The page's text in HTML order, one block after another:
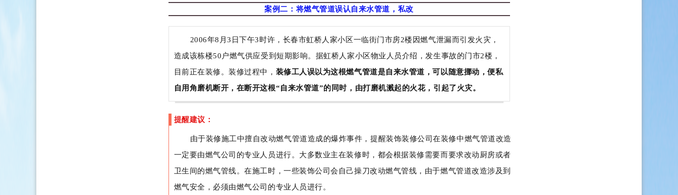
案例二：将燃气管道误认自来水管道，私改
2006年8月3日下午3时许，长春市虹桥人家小区一临街门市房2楼因燃气泄漏而引发火灾，
造成该栋楼50户燃气供应受到短期影响。据虹桥人家小区物业人员介绍，发生事故的门市2楼，
目前正在装修。装修过程中， 装修工人误以为这根燃气管道是自来水管道，可以随意挪动，便私
自用角磨机断开，在断开这根“自来水管道”的同时，由打磨机溅起的火花，引起了火灾。
提醒建议：
由于装修施工中擅自改动燃气管道造成的爆炸事件，提醒装饰装修公司在装修中燃气管道改造
一定要由燃气公司的专业人员进行。大多数业主在装修时，都会根据装修需要而要求改动厨房或者
卫生间的燃气管线。在施工时，一些装饰公司会自己操刀改动燃气管线，由于燃气管道改造涉及到
燃气安全，必须由燃气公司的专业人员进行。